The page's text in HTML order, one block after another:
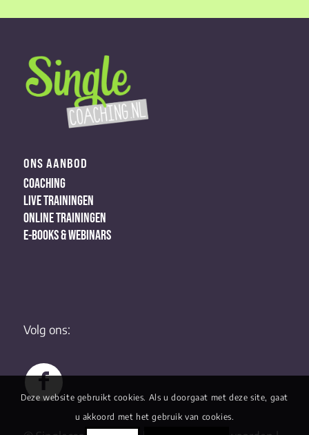
ONS AANBOD
COACHING
LIVE TRAININGEN
ONLINE TRAININGEN
E-BOOKS & WEBINARS
Volg ons:
Deze website gebruikt cookies. Als u doorgaat met deze site, gaat
u akkoord met het gebruik van cookies.